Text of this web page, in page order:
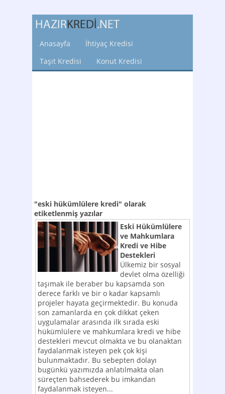
Anasayfa
İhtiyaç Kredisi
Taşıt Kredisi
Konut Kredisi
"eski hükümlülere kredi" olarak
etiketlenmiş yazılar
Eski Hükümlülere
ve Mahkumlara
Kredi ve Hibe
Destekleri
Ülkemiz bir sosyal
devlet olma özelliği
taşımak ile beraber bu kapsamda son
derece farklı ve bir o kadar kapsamlı
projeler hayata geçirmektedir. Bu konuda
son zamanlarda en çok dikkat çeken
uygulamalar arasında ilk sırada eski
hükümlülere ve mahkumlara kredi ve hibe
destekleri mevcut olmakta ve bu olanaktan
faydalanmak isteyen pek çok kişi
bulunmaktadır. Bu sebepten dolayı
bugünkü yazımızda anlatılmakta olan
süreçten bahsederek bu imkandan
faydalanmak isteyen...